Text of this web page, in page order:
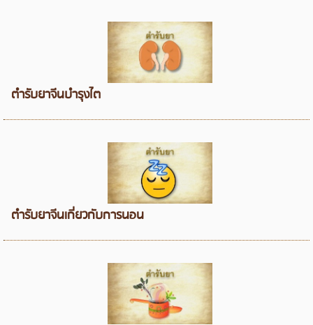
ตำรับยาจีนบำรุงไต
ตำรับยาจีนเกี่ยวกับการนอน